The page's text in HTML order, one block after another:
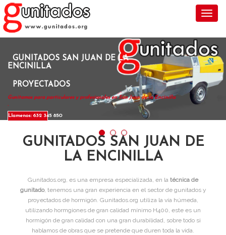
GUNITADOS SAN JUAN DE LA
ENCINILLA
PROYECTADOS
Gunitamos para particulares y profesionales en San Juan de la Encinilla
.
Llamenos: 632 345 850
GUNITADOS SAN JUAN DE
LA ENCINILLA
Gunitados.org, es una empresa especializada, en la técnica de
gunitado, tenemos una gran experiencia en el sector de gunitados y
proyectados de hormigón. Gunitados.org utiliza la vía húmeda,
utilizando hormgiones de gran calidad mínimo H400, este es un
hormigón de gran calidad con una gran durabilidad, sobre todo si
hablamos de obras que se pretende que duren toda la vida.